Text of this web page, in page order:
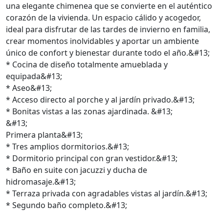
una elegante chimenea que se convierte en el auténtico
corazón de la vivienda. Un espacio cálido y acogedor,
ideal para disfrutar de las tardes de invierno en familia,
crear momentos inolvidables y aportar un ambiente
único de confort y bienestar durante todo el año.&#13;
* Cocina de diseño totalmente amueblada y
equipada&#13;
* Aseo&#13;
* Acceso directo al porche y al jardín privado.&#13;
* Bonitas vistas a las zonas ajardinada. &#13;
&#13;
Primera planta&#13;
* Tres amplios dormitorios.&#13;
* Dormitorio principal con gran vestidor.&#13;
* Baño en suite con jacuzzi y ducha de
hidromasaje.&#13;
* Terraza privada con agradables vistas al jardín.&#13;
* Segundo baño completo.&#13;